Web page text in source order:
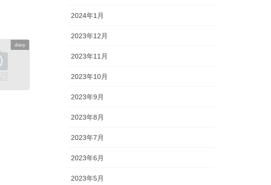
diary
2024年1月
2023年12月
2023年11月
2023年10月
2023年9月
2023年8月
2023年7月
2023年6月
2023年5月